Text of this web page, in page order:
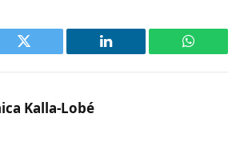
Twitter LinkedIn
Kalla-Lobé